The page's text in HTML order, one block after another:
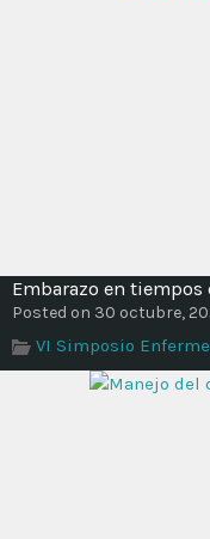
Embarazo en tiempos
Posted on 30 octubre,
VI Simposio